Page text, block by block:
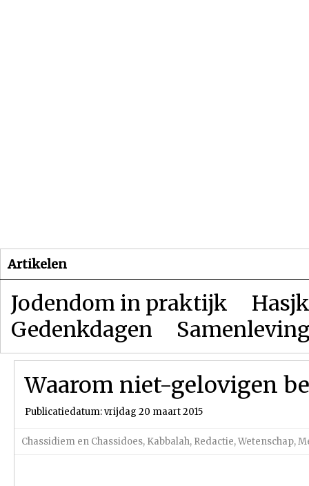
Artikelen
Jodendom in praktijk
Gedenkdagen
Waarom niet-gelovigen
Publicatiedatum: vrijdag 20 maart 2015
Chassidiem en Chassidoes, Kabbalah, Redactie,Wetenschap,